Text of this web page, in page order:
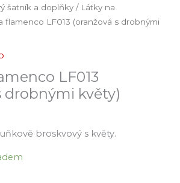
šatník a doplňky / Látky na
flamenco LF013 (oranžová s drobnými
LF013
drobnými květy)
broskvový s květy.